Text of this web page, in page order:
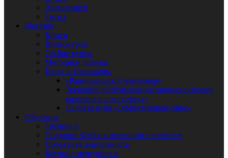
Аудиокниги
Тесты
Магазин
Книги
Видеокурсы
On-line курсы
Методики оценки
Игры и тренажёры
«Рациональный менеджер»
Тренажёр «Оптимизация процесса сборки
вилочного погрузчика»
Деловая игра «Эффективный офис»
Обучение
Тренинги
Создание Фабрик имитации процессов
Проектная деятельность
Коучинг менеджеров